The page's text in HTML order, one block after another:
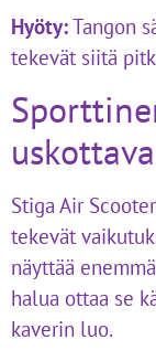
Hyöty:Tangon
tekevät siitä
Stiga Air
tekevät
näyttää
halua ottaa se
kaverin luo.